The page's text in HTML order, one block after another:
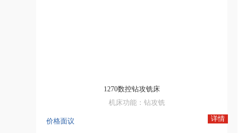
1270数控钻攻铣床
机床功能：钻攻铣
价格面议 详情